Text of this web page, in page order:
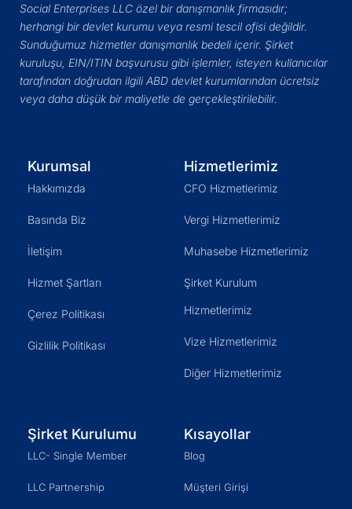
Social Enterprises LLC özel bir danışmanlık firmasıdır;
herhangi bir devlet kurumu veya resmi tescil ofisi değildir.
Sunduğumuz hizmetler danışmanlık bedeli içerir. Şirket
kuruluşu, EIN/ITIN başvurusu gibi işlemler, isteyen kullanıcılar
tarafından doğrudan ilgili ABD devlet kurumlarından ücretsiz
veya daha düşük bir maliyetle de gerçekleştirilebilir.
Kurumsal
Hakkımızda
Basında Biz
İletişim
Hizmet Şartları
Çerez Politikası
Gizlilik Politikası
Hizmetlerimiz
CFO Hizmetlerimiz
Vergi Hizmetlerimiz
Muhasebe Hizmetlerimiz
Şirket Kurulum
Hizmetlerimiz
Vize Hizmetlerimiz
Diğer Hizmetlerimiz
Şirket Kurulumu
LLC- Single Member
LLC Partnership
Kısayollar
Blog
Müşteri Girişi